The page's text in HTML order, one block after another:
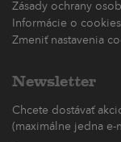
Zásady ochrany
Informácie o cookies
Zmeniť nastavenia
Newsletter
Chcete dostávať
(maximálne jedna e-